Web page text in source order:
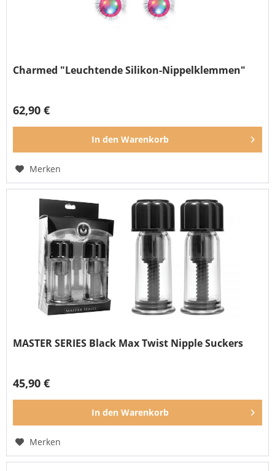
Charmed "Leuchtende Silikon-Nippelklemmen"
62,90 €
In den Warenkorb
Merken
MASTER SERIES Black Max Twist Nipple Suckers
45,90 €
In den Warenkorb
Merken